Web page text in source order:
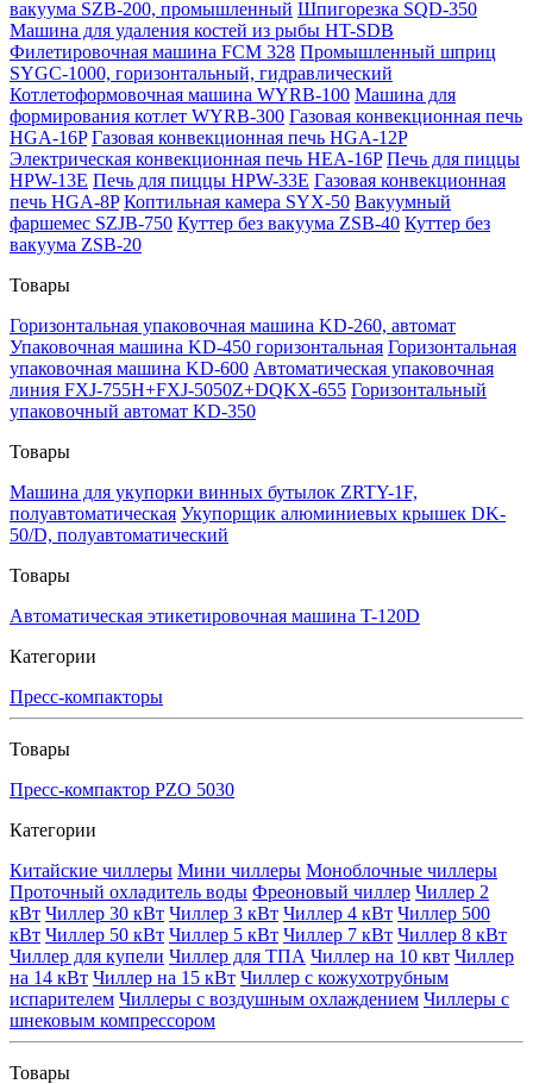
вакуума SZB-200, промышленный Шпигорезка SQD-350
Машина для удаления костей из рыбы HT-SDB
Филетировочная машина FCM 328 Промышленный шприц
SYGC-1000, горизонтальный, гидравлический
Котлетоформовочная машина WYRB-100 Машина для
формирования котлет WYRB-300 Газовая конвекционная печь
HGA-16P Газовая конвекционная печь HGA-12P
Электрическая конвекционная печь HEA-16P Печь для пиццы
HPW-13E Печь для пиццы HPW-33E Газовая конвекционная
печь HGA-8P Коптильная камера SYX-50 Вакуумный
фаршемес SZJB-750 Куттер без вакуума ZSB-40 Куттер без
вакуума ZSB-20
Товары
Горизонтальная упаковочная машина KD-260, автомат
Упаковочная машина KD-450 горизонтальная Горизонтальная
упаковочная машина KD-600 Автоматическая упаковочная
линия FXJ-755H+FXJ-5050Z+DQKX-655 Горизонтальный
упаковочный автомат KD-350
Товары
Машина для укупорки винных бутылок ZRTY-1F,
полуавтоматическая Укупорщик алюминиевых крышек DK-
50/D, полуавтоматический
Товары
Автоматическая этикетировочная машина T-120D
Категории
Пресс-компакторы
Товары
Пресс-компактор PZO 5030
Категории
Китайские чиллеры Мини чиллеры Моноблочные чиллеры
Проточный охладитель воды Фреоновый чиллер Чиллер 2
кВт Чиллер 30 кВт Чиллер 3 кВт Чиллер 4 кВт Чиллер 500
кВт Чиллер 50 кВт Чиллер 5 кВт Чиллер 7 кВт Чиллер 8 кВт
Чиллер для купели Чиллер для ТПА Чиллер на 10 квт Чиллер
на 14 кВт Чиллер на 15 кВт Чиллер с кожухотрубным
испарителем Чиллеры с воздушным охлаждением Чиллеры с
шнековым компрессором
Товары